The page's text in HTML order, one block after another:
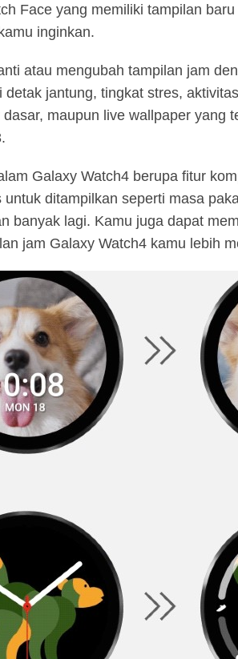
Face yang memiliki tampilan
inginkan.
atau mengubah tampilan jam
detak jantung, tingkat stres,
maupun live wallpaper yang
Galaxy Watch4 berupa fitur
untuk ditampilkan seperti masa
banyak lagi. Kamu juga dapat
jam Galaxy Watch4 kamu lebih